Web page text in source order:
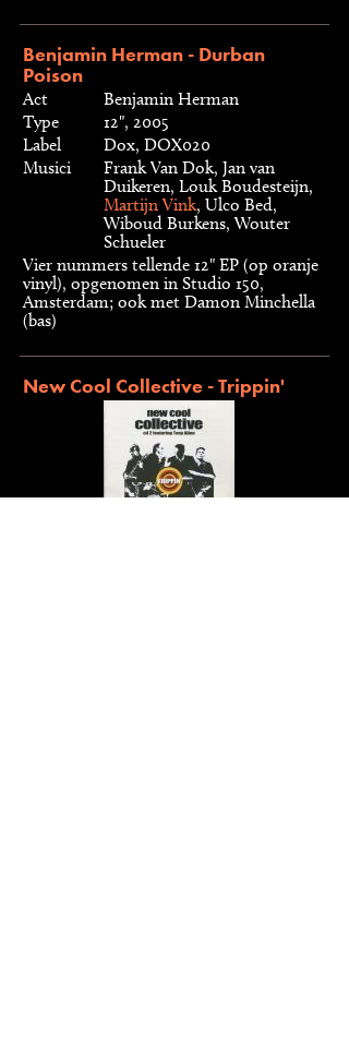
Benjamin Herman - Durban
Poison
Act
Benjamin Herman
Type
12", 2005
Label
Dox, DOX020
Musici
Frank Van Dok, Jan van
Duikeren, Louk Boudesteijn,
Martijn Vink, Ulco Bed,
Wiboud Burkens, Wouter
Schueler
Vier nummers tellende 12" EP (op oranje
vinyl), opgenomen in Studio 150,
Amsterdam; ook met Damon Minchella
(bas)
New Cool Collective - Trippin'